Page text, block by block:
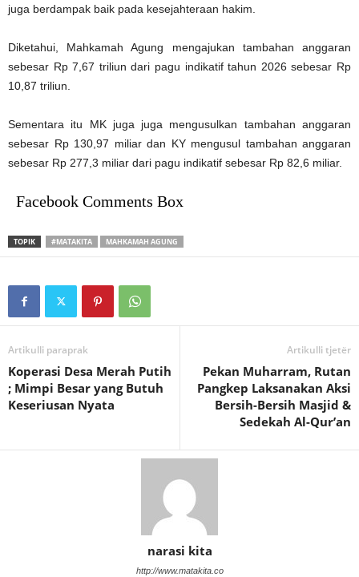
juga berdampak baik pada kesejahteraan hakim.
Diketahui, Mahkamah Agung mengajukan tambahan anggaran
sebesar Rp 7,67 triliun dari pagu indikatif tahun 2026 sebesar Rp
10,87 triliun.
Sementara itu MK juga juga mengusulkan tambahan anggaran
sebesar Rp 130,97 miliar dan KY mengusul tambahan anggaran
sebesar Rp 277,3 miliar dari pagu indikatif sebesar Rp 82,6 miliar.
Facebook Comments Box
TOPIK #MATAKITA MAHKAMAH AGUNG
Artikulli paraprak
Koperasi Desa Merah Putih
; Mimpi Besar yang Butuh
Keseriusan Nyata
Artikulli tjetër
Pekan Muharram, Rutan
Pangkep Laksanakan Aksi
Bersih-Bersih Masjid &
Sedekah Al-Qur’an
narasi kita
http://www.matakita.co